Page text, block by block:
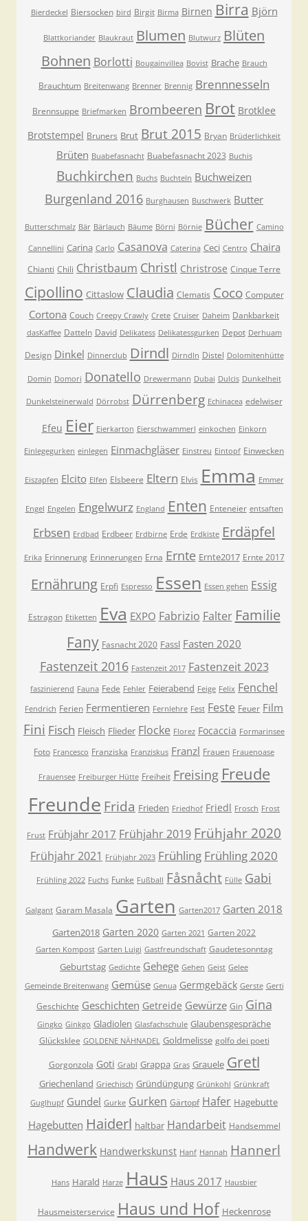
Bierdeckel Biersocken bird Birgit Birma Birnen Birra Björn
Blattkoriander Blaukraut Blumen Blutwurz Blüten
Bohnen Borlotti Bougainvillea Bovist Brache Brauch
Brauchtum Breitenwang Brenner Brennig Brennnesseln
Brennsuppe Briefmarken Brombeeren Brot Brotklee
Brotstempel Bruners Brut Brut 2015 Bryan Brüderlichkeit
Brüten Buabefasnacht Buabefasnacht 2023 Buchis
Buchkirchen Buchs Buchteln Buchweizen
Burgenland 2016 Burghausen Buschwerk Butter
Butterschmalz Bär Bärlauch Bäume Börni Börnie Bücher Camino
Cannellini Carina Carlo Casanova Caterina Ceci Centro Chaira
Chianti Chili Christbaum Christl Christrose Cinque Terre
Cipollino Cittaslow Claudia Clematis Coco Computer
Cortona Couch Creepy Crawly Crete Cruiser Daheim Dankbarkeit
dasKaffee Datteln David Delikatess Delikatessgurken Depot Derhuam
Design Dinkel Dinnerclub Dirndl Dirndln Distel Dolomitenhütte
Domin Domori Donatello Drewermann Dubai Dulcis Dunkelheit
Dunkelsteinerwald Dörrobst Dürrenberg Echinacea edelwiser
Efeu Eier Eierkarton Eierschwammerl einkochen Einkorn
Einlegegurken einlegen Einmachgläser Einstreu Eintopf Einwecken
Eiszapfen Elcito Elfen Elsbeere Eltern Elvis Emma Emmer
Engel Engelen Engelwurz England Enten Enteneier entsaften
Erbsen Erdbad Erdbeer Erdbirne Erde Erdkiste Erdäpfel
Erika Erinnerung Erinnerungen Erna Ernte Ernte2017 Ernte 2017
Ernährung Erpfi Espresso Essen Essen gehen Essig
Estragon Etiketten Eva EXPO Fabrizio Falter Familie
Fany Fasnacht 2020 Fassl Fasten 2020
Fastenzeit 2016 Fastenzeit 2017 Fastenzeit 2023
faszinierend Fauna Fede Fehler Feierabend Feige Felix Fenchel
Fendrich Ferien Fermentieren Fernlehre Fest Feste Feuer Film
Fini Fisch Fleisch Flieder Flocke Florez Focaccia Formarinsee
Foto Francesco Franziska Franziskus Franzl Frauen Frauenoase
Frauensee Freiburger Hütte Freiheit Freising Freude
Freunde Frida Frieden Friedhof Friedl Frosch Frost
Frust Frühjahr 2017 Frühjahr 2019 Frühjahr 2020
Frühjahr 2021 Frühjahr 2023 Frühling Frühling 2020
Frühling 2022 Fuchs Funke Fußball Fåsnåcht Fülle Gabi
Galgant Garam Masala Garten Garten2017 Garten 2018
Garten2018 Garten 2020 Garten 2021 Garten 2022
Garten Kompost Garten Luigi Gastfreundschaft Gaudetesonntag
Geburtstag Gedichte Gehege Gehen Geist Gelee
Gemeinde Breitenwang Gemüse Genua Germgebäck Gerste Gerti
Geschichte Geschichten Getreide Gewürze Gin Gina
Gingko Ginkgo Gladiolen Glasfachschule Glaubensgespräche
Glücksklee GOLDENE NÄHNADEL Goldmelisse golfo dei poeti
Gorgonzola Goti Grabl Grappa Gras Grauele Gretl
Griechenland Griechisch Gründüngung Grünkohl Grünkraft
Guglhupf Gundel Gurke Gurken Gärtopf Hafer Hagebutte
Hagebutten Haiderl haltbar Handarbeit Handsemmel
Handwerk Handwerkskunst Hanf Hannah Hannerl
Hans Harald Harze Haus Haus 2017 Hausbier
Hausmeisterservice Haus und Hof Heckenrose